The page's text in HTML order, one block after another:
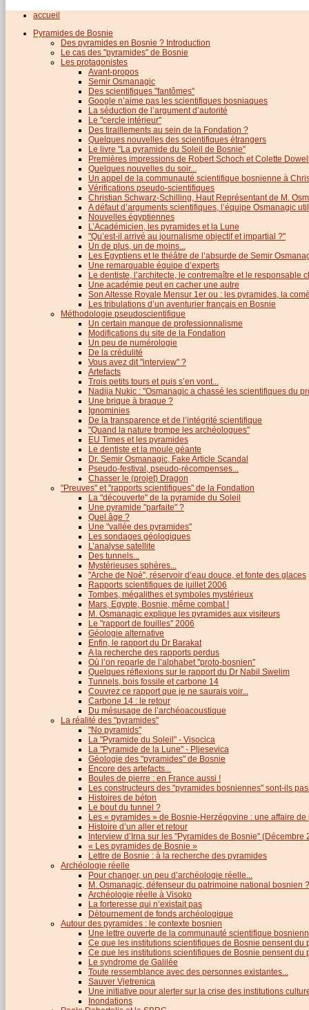
accueil
Pyramides de Bosnie
Des pyramides en Bosnie ? Introduction
Le cas des "pyramides" de Bosnie
Les protagonistes
Avant-propos
Semir Osmanagic
Des scientifiques "fantômes"
Google n’aime pas les scientifiques bosniaques
La séduction de l’argument d’autorité
Le "cercle intérieur"
Des tiraillements au sein de la Fondation ?
Quelques nouvelles des scientifiques étrangers
Le livre "La pyramide du Soleil de Bosnie"
Premières impressions de Robert Schoch et Colette
Quelques nouvelles du soir...
Un appel de la communauté scientifique bosnienne à
Vérifications pseudo-scientifiques
Christian Schwarz-Schilling, Haut Représentant de M.
A défaut d’arguments scientifiques, l’équipe Osmanagic
Nouvelles égyptiennes
L’Académicien, les pyramides et la Lune
"Qu’est-il arrivé au journalisme objectif et impartial ?"
Un de plus, un de moins...
Les Egyptiens et le théâtre de l’absurde de Semir
Une remarquable équipe d’experts
Le dentiste, l’architecte, le contremaître et le responsable
Une académie peut en cacher une autre
Son Altesse Royale Mensur 1er ou : les pyramides, la
Les tribulations d’un aventurier français en Bosnie
Méthodologie pseudoscientifique
Un certain manque de professionnalisme
Modifications du site de la Fondation
Un peu de numérologie
De la crédulité
Vous avez dit "interview" ?
Artefacts
Trois petits tours et puis s’en vont...
Nadija Nukic : "Osmanagic a chassé les scientifiques du
Une brique à braque ?
Ignominies
De la transparence et de l’intégrité scientifique
"Quand la nature trompe les archéologues"
EU Times et les pyramides
Le dentiste et la moule géante
Dr. Semir Osmanagic, Fake Article Scandal
Pseudo-festival, pseudo-récompenses...
Chasser le (projet) Dragon
"Preuves" et "rapports scientifiques" de la Fondation
La "découverte" de la pyramide du Soleil
Une pyramide "parfaite" ?
Quel âge ?
Une "vallée des pyramides"
Les sondages géologiques
L’analyse satellite
Des tunnels...
Mystérieuses sphères...
"Arche de Noé", réservoir d’eau douce, et fonte des glaces
Rapports scientifiques de juillet 2006
Tombes, mégalithes et symboles mystérieux
Mars, Egypte, Bosnie, même combat !
M. Osmanagic explique les pyramides aux visiteurs
Le "rapport de fouilles" 2006
Géologie alternative
Enfin, le rapport du Dr Barakat
A la recherche des rapports perdus
Où l’on reparle de l’alphabet "proto-bosnien"
Quelques réflexions sur le rapport du Dr Nabil Swelim
Tunnels, bois fossile et carbone 14
Couvrez ce rapport que je ne saurais voir...
Carbone 14 : le retour
Du mésusage de l’archéoacoustique
La réalité des "pyramides"
"No pyramids"
La "Pyramide du Soleil" - Visocica
La "Pyramide de la Lune" - Pljesevica
Géologie des "pyramides" de Bosnie
Encore des artefacts...
Boules de pierre : en France aussi !
Les constructeurs des "pyramides bosniennes" sont-ils
Histoires de béton
Le bout du tunnel ?
Les « pyramides » de Bosnie-Herzégovine : une affaire
Histoire d’un aller et retour
Interview d’Irna sur les "Pyramides de Bosnie" (Décembre
« Les pyramides de Bosnie »
Lettre de Bosnie : à la recherche des pyramides
Archéologie réelle
Pour changer, un peu d’archéologie réelle...
M. Osmanagic, défenseur du patrimoine national bosnien ?
Archéologie réelle à Visoko
La forteresse qui n’existait pas
Détournement de fonds archéologique
Autour des pyramides : le contexte bosnien
Une lettre ouverte de la communauté scientifique
Ce que les institutions scientifiques de Bosnie pensent du
Ce que les institutions scientifiques de Bosnie pensent du
Le syndrome de Galilée
Toute ressemblance avec des personnes existantes...
Sauver Vjetrenica
Une initiative pour alerter sur la crise des institutions
Inondations